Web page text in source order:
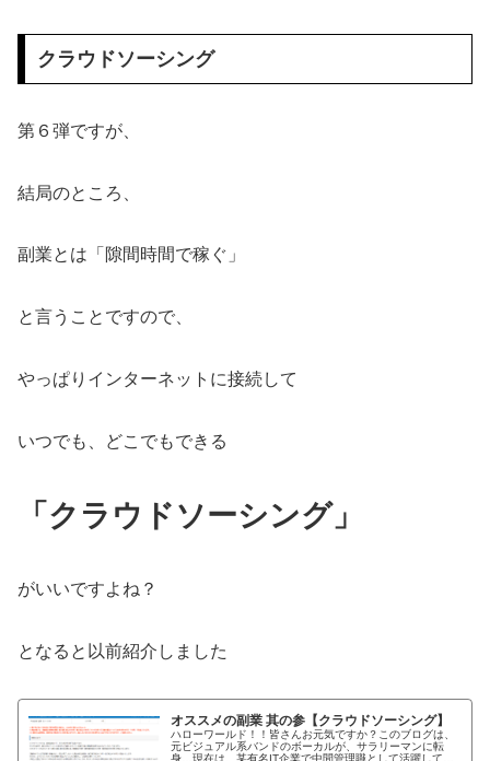
クラウドソーシング
第６弾ですが、
結局のところ、
副業とは「隙間時間で稼ぐ」
と言うことですので、
やっぱりインターネットに接続して
いつでも、どこでもできる
「クラウドソーシング」
がいいですよね？
となると以前紹介しました
オススメの副業 其の参【クラウドソーシング】
ハローワールド！！皆さんお元気ですか？このブログは、
元ビジュアル系バンドのボーカルが、サラリーマンに転